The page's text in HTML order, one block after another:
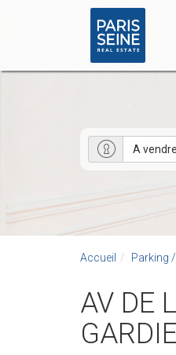
A vendre
Accueil Parking
AV DE LA MOTTE PICQUET**DOUBLE PARKING** IMMEUBLE RÉCENT